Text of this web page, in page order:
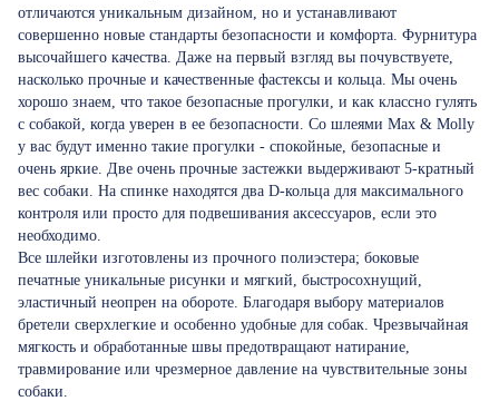
отличаются уникальным дизайном, но и устанавливают
совершенно новые стандарты безопасности и комфорта. Фурнитура
высочайшего качества. Даже на первый взгляд вы почувствуете,
насколько прочные и качественные фастексы и кольца. Мы очень
хорошо знаем, что такое безопасные прогулки, и как классно гулять
с собакой, когда уверен в ее безопасности. Со шлеями Max & Molly
у вас будут именно такие прогулки - спокойные, безопасные и
очень яркие. Две очень прочные застежки выдерживают 5-кратный
вес собаки. На спинке находятся два D-кольца для максимального
контроля или просто для подвешивания аксессуаров, если это
необходимо.
Все шлейки изготовлены из прочного полиэстера; боковые
печатные уникальные рисунки и мягкий, быстросохнущий,
эластичный неопрен на обороте. Благодаря выбору материалов
бретели сверхлегкие и особенно удобные для собак. Чрезвычайная
мягкость и обработанные швы предотвращают натирание,
травмирование или чрезмерное давление на чувствительные зоны
собаки.